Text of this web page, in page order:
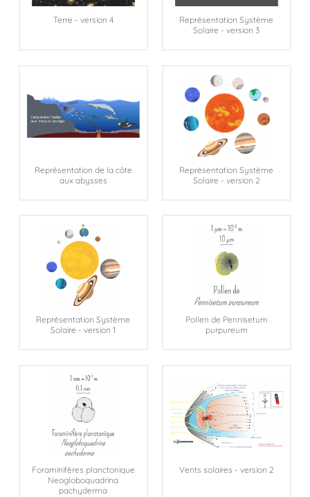
Terre - version 4
Représentation Système
Solaire - version 3
Représentation de la côte
aux abysses
Représentation Système
Solaire - version 2
Représentation Système
Solaire - version 1
Pollen de Pennisetum
purpureum
Foraminifères planctonique
Neogloboquadrina
pachyderma
Vents solaires - version 2